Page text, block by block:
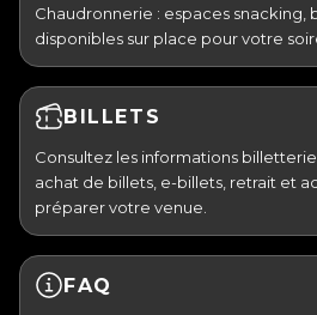
Chaudronnerie : espaces snacking,
disponibles sur place pour votre
BILLETS
Consultez les informations
achat de billets, e-billets, retrait et
préparer votre venue.
FAQ